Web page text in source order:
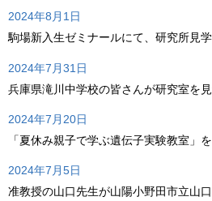
2024年8月1日
駒場新入生ゼミナールにて、研究所見学
2024年7月31日
兵庫県滝川中学校の皆さんが研究室を見
2024年7月20日
「夏休み親子で学ぶ遺伝子実験教室」
2024年7月5日
准教授の山口先生が山陽小野田市立山